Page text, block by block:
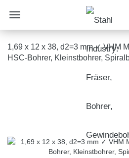
1,69 x 12 x 38, d2=3 mm ✓ VHM
HSC-Bohrer, Kleinstbohrer,